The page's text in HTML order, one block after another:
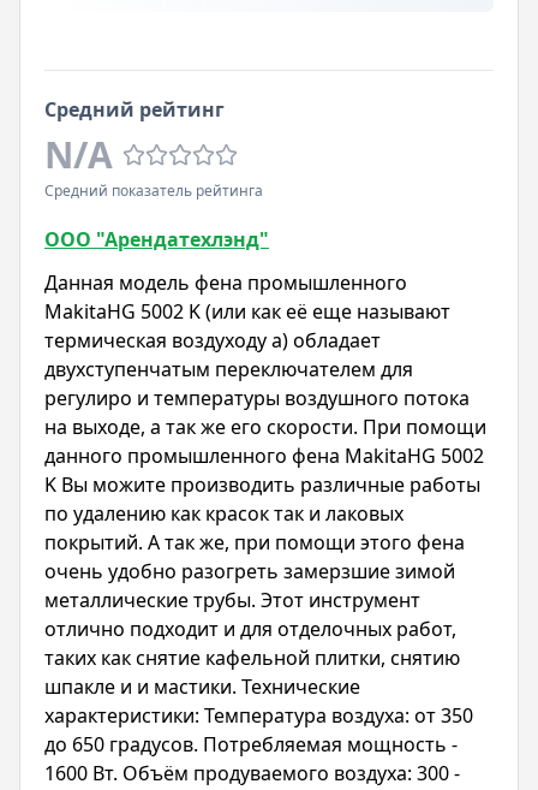
ООО "Арендатехлэнд"
Данная модель фена промышленного
MakitaHG 5002 K (или как её еще называют
термическая воздуходу а) обладает
двухступенчатым переключателем для
регулиро и температуры воздушного потока
на выходе, а так же его скорости. При помощи
данного промышленного фена MakitaHG 5002
K Вы можите производить различные работы
по удалению как красок так и лаковых
покрытий. А так же, при помощи этого фена
очень удобно разогреть замерзшие зимой
металлические трубы. Этот инструмент
отлично подходит и для отделочных работ,
таких как снятие кафельной плитки, снятию
шпакле и и мастики. Технические
характеристики: Температура воздуха: от 350
до 650 градусов. Потребляемая мощность -
1600 Вт. Объём продуваемого воздуха: 300 -
Средний рейтинг
N/A
Средний показатель рейтинга